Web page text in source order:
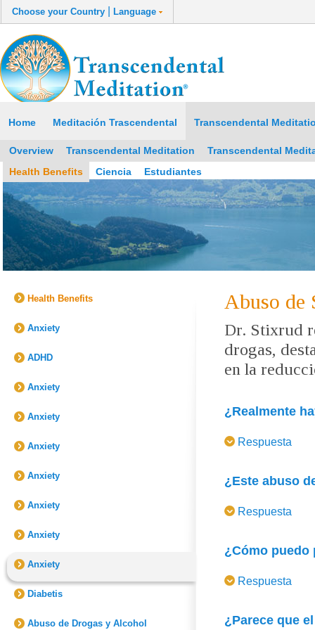
Home Meditación Trascendental Transcendental
Overview Transcendental Meditation
Transcendental
Health Benefits
Ciencia Estudiantes
Health Benefits
Anxiety
ADHD
Anxiety
Anxiety
Anxiety
Anxiety
Anxiety
Anxiety
Anxiety
Diabetis
Abuso de Drogas y Alcohol
Abuso de
Dr. Stixrud
drogas,
en la
¿Realmente
experimentan
habido un
en los últimos
divertirse. Ahora
Respuesta
¿Este abuso
Dr. Stixrud:
Trascendental
alcohol, también
más propensos a
Respuesta
¿Cómo puedo
Dr. Stixrud:
Con la práctica
Respuesta
¿Parece que
Choose your Country| Language